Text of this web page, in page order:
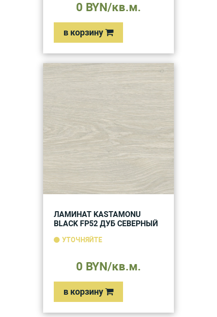
0 BYN/кв.м.
в корзину
ЛАМИНАТ KASTAMONU
BLACK FP52 ДУБ СЕВЕРНЫЙ
УТОЧНЯЙТЕ
0 BYN/кв.м.
в корзину